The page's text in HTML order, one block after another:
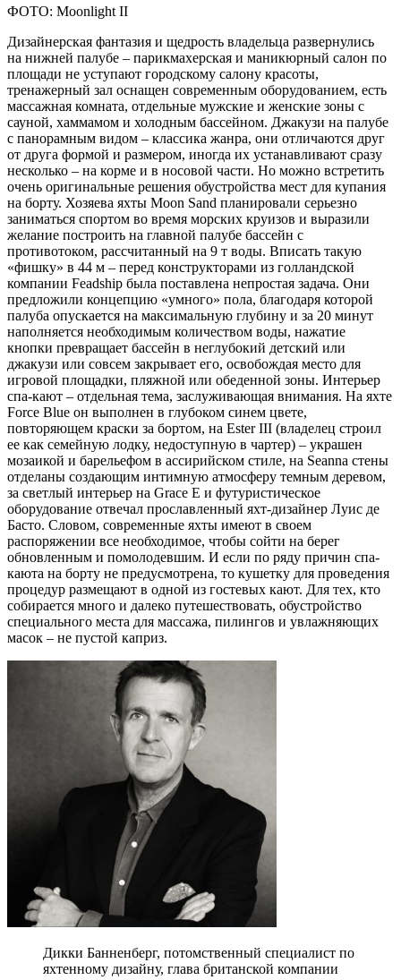
ФОТО: Moonlight II
Дизайнерская фантазия и щедрость владельца развернулись
на нижней палубе – парикмахерская и маникюрный салон по
площади не уступают городскому салону красоты,
тренажерный зал оснащен современным оборудованием, есть
массажная комната, отдельные мужские и женские зоны с
сауной, хаммамом и холодным бассейном. Джакузи на палубе
с панорамным видом – классика жанра, они отличаются друг
от друга формой и размером, иногда их устанавливают сразу
несколько – на корме и в носовой части. Но можно встретить
очень оригинальные решения обустройства мест для купания
на борту. Хозяева яхты Moon Sand планировали серьезно
заниматься спортом во время морских круизов и выразили
желание построить на главной палубе бассейн с
противотоком, рассчитанный на 9 т воды. Вписать такую
«фишку» в 44 м – перед конструкторами из голландской
компании Feadship была поставлена непростая задача. Они
предложили концепцию «умного» пола, благодаря которой
палуба опускается на максимальную глубину и за 20 минут
наполняется необходимым количеством воды, нажатие
кнопки превращает бассейн в неглубокий детский или
джакузи или совсем закрывает его, освобождая место для
игровой площадки, пляжной или обеденной зоны. Интерьер
спа-кают – отдельная тема, заслуживающая внимания. На яхте
Force Blue он выполнен в глубоком синем цвете,
повторяющем краски за бортом, на Ester III (владелец строил
ее как семейную лодку, недоступную в чартер) – украшен
мозаикой и барельефом в ассирийском стиле, на Seanna стены
отделаны создающим интимную атмосферу темным деревом,
за светлый интерьер на Grace E и футуристическое
оборудование отвечал прославленный яхт-дизайнер Луис де
Басто. Словом, современные яхты имеют в своем
распоряжении все необходимое, чтобы сойти на берег
обновленным и помолодевшим. И если по ряду причин спа-
каюта на борту не предусмотрена, то кушетку для проведения
процедур размещают в одной из гостевых кают. Для тех, кто
собирается много и далеко путешествовать, обустройство
специального места для массажа, пилингов и увлажняющих
масок – не пустой каприз.
Дикки Банненберг, потомственный специалист по
яхтенному дизайну, глава британской компании